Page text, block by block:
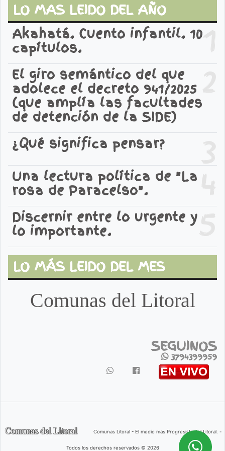
LO MAS LEIDO DEL AÑO
1
Akahatá. Cuento infantil. 10
capítulos.
2
El giro semántico del que
adolece el decreto 941/2025
(que amplía las facultades
de detención de la SIDE)
3
¿Qué significa pensar?
4
Una lectura política de "La
rosa de Paracelso".
5
Discernir entre lo urgente y
lo importante.
LO MÁS LEIDO DEL MES
Comunas del Litoral
SEGUINOS
3794399959
Comunas Litoral - El medio mas Progresista del Litoral. -
Todos los derechos reservados © 2026